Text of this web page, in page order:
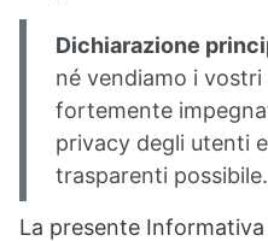
Dichiarazione
né vendiamo i
fortemente
privacy degli utenti
trasparenti possibile.
La presente